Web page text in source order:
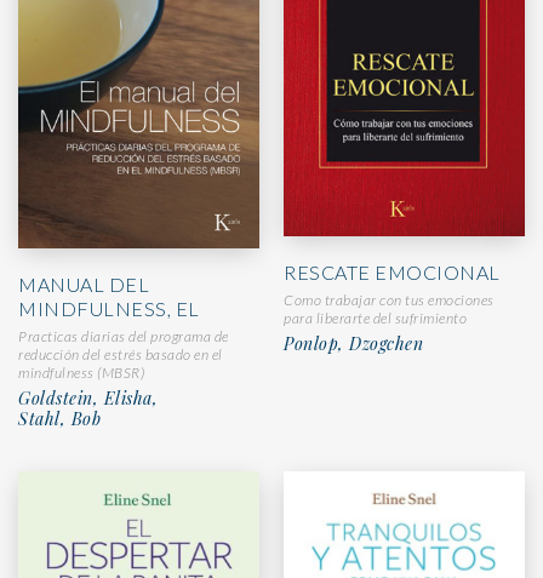
MANUAL DEL
MINDFULNESS, EL
Practicas diarias del programa de
reducción del estrés basado en el
mindfulness (MBSR)
Goldstein, Elisha,
Stahl, Bob
RESCATE EMOCIONAL
Como trabajar con tus emociones
para liberarte del sufrimiento
Ponlop, Dzogchen